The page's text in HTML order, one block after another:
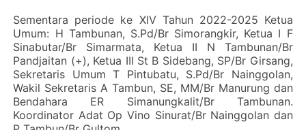
Sementara periode ke XIV Tahun 2022-2025 Ketua
Umum: H Tambunan, S.Pd/Br Simorangkir, Ketua I F
Sinabutar/Br Simarmata, Ketua II N Tambunan/Br
Pandjaitan (+), Ketua III St B Sidebang, SP/Br Girsang,
Sekretaris Umum T Pintubatu, S.Pd/Br Nainggolan,
Wakil Sekretaris A Tambun, SE, MM/Br Manurung dan
Bendahara ER Simanungkalit/Br Tambunan.
Koordinator Adat Op Vino Sinurat/Br Nainggolan dan